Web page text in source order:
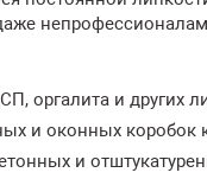
непрофессионалам.
оргалита и других
и оконных коробок
и